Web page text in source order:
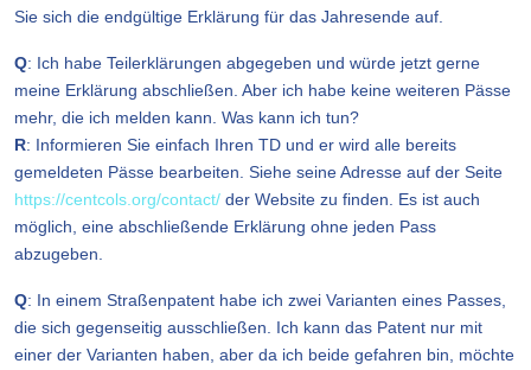
Sie sich die endgültige Erklärung für das Jahresende auf.
Q: Ich habe Teilerklärungen abgegeben und würde jetzt gerne
meine Erklärung abschließen. Aber ich habe keine weiteren Pässe
mehr, die ich melden kann. Was kann ich tun?
R: Informieren Sie einfach Ihren TD und er wird alle bereits
gemeldeten Pässe bearbeiten. Siehe seine Adresse auf der Seite
https://centcols.org/contact/ der Website zu finden. Es ist auch
möglich, eine abschließende Erklärung ohne jeden Pass
abzugeben.
Q: In einem Straßenpatent habe ich zwei Varianten eines Passes,
die sich gegenseitig ausschließen. Ich kann das Patent nur mit
einer der Varianten haben, aber da ich beide gefahren bin, möchte